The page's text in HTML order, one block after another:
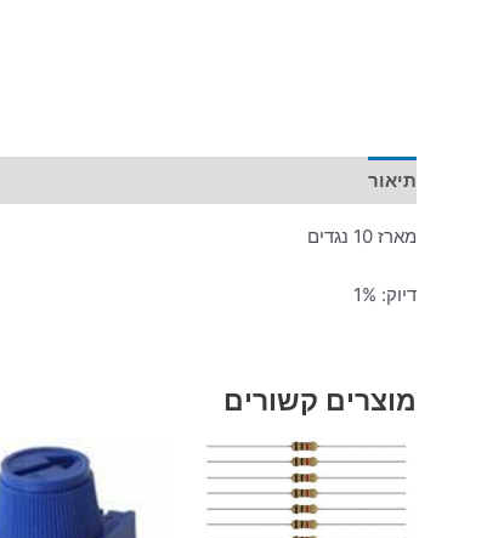
תיאור
מארז 10 נגדים
דיוק: 1%
מוצרים קשורים